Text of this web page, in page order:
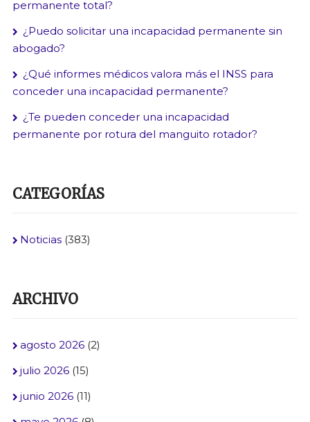
permanente total?
¿Puedo solicitar una incapacidad permanente sin
abogado?
¿Qué informes médicos valora más el INSS para
conceder una incapacidad permanente?
¿Te pueden conceder una incapacidad
permanente por rotura del manguito rotador?
CATEGORÍAS
Noticias(383)
ARCHIVO
agosto 2026(2)
julio 2026(15)
junio 2026(11)